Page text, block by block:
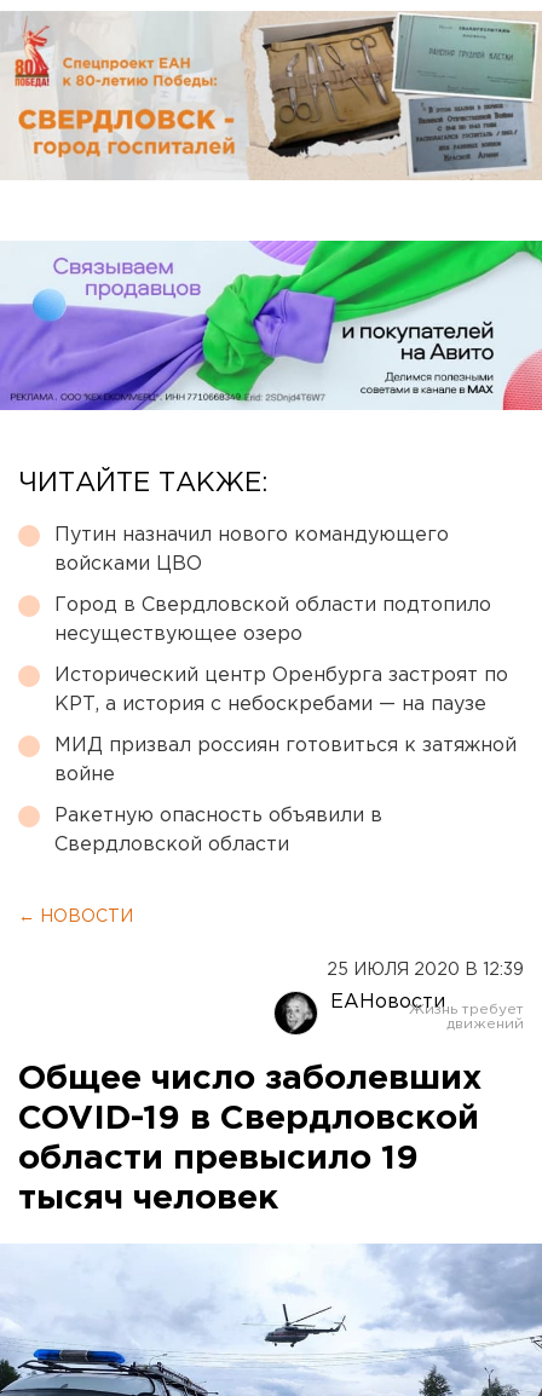
ЧИТАЙТЕ ТАКЖЕ:
Путин назначил нового командующего
войсками ЦВО
Город в Свердловской области подтопило
несуществующее озеро
Исторический центр Оренбурга застроят по
КРТ, а история с небоскребами — на паузе
МИД призвал россиян готовиться к затяжной
войне
Ракетную опасность объявили в
Свердловской области
← НОВОСТИ
25 ИЮЛЯ 2020 В 12:39
ЕАНовости
Общее число заболевших
COVID-19 в Свердловской
области превысило 19
тысяч человек